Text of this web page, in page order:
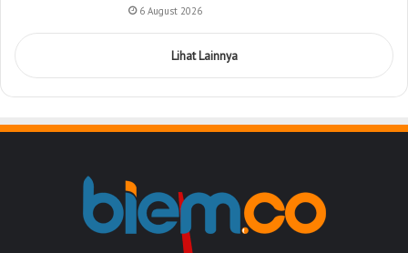
6 August 2026
Lihat Lainnya